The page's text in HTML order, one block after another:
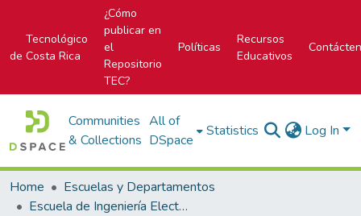
Tecnológico
de Costa Rica
¿Cómo
publicar en
el
Repositorio
TEC?
Políticas
Recursos
Educativos
Communities
& Collections
All of
DSpace
Statistics Log In
Home
Escuelas y Departamentos
Escuela de Ingeniería Electromecánica